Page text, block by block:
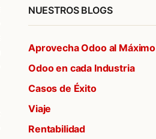
NUESTROS BLOGS
Aprovecha Odoo al Máximo
Odoo en cada Industria
Casos de Éxito
Viaje
Rentabilidad